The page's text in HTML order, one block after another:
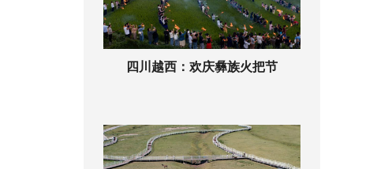
四川越西：欢庆彝族火把节